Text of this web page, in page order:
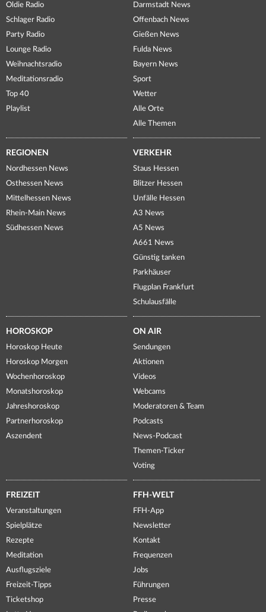
Oldie Radio
Schlager Radio
Party Radio
Lounge Radio
Weihnachtsradio
Meditationsradio
Top 40
Playlist
Darmstadt News
Offenbach News
Gießen News
Fulda News
Bayern News
Sport
Wetter
Alle Orte
Alle Themen
REGIONEN
Nordhessen News
Osthessen News
Mittelhessen News
Rhein-Main News
Südhessen News
VERKEHR
Staus Hessen
Blitzer Hessen
Unfälle Hessen
A3 News
A5 News
A661 News
Günstig tanken
Parkhäuser
Flugplan Frankfurt
Schulausfälle
HOROSKOP
Horoskop Heute
Horoskop Morgen
Wochenhoroskop
Monatshoroskop
Jahreshoroskop
Partnerhoroskop
Aszendent
ON AIR
Sendungen
Aktionen
Videos
Webcams
Moderatoren & Team
Podcasts
News-Podcast
Themen-Ticker
Voting
FREIZEIT
Veranstaltungen
Spielplätze
Rezepte
Meditation
Ausflugsziele
Freizeit-Tipps
Ticketshop
FFH-WELT
FFH-App
Newsletter
Kontakt
Frequenzen
Jobs
Führungen
Presse